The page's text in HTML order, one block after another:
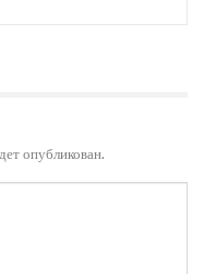
опубликован.